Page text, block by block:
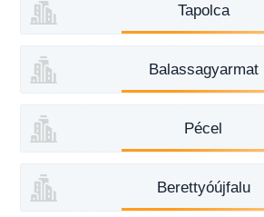
Tapolca
Balassagyarmat
Pécel
Berettyóújfalu